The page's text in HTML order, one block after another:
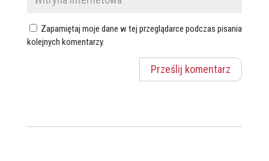
Zapamiętaj moje dane w tej przeglądarce podczas pisania
kolejnych komentarzy.